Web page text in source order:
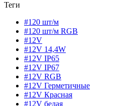
Теги
#120 шт/м
#120 шт/м RGB
#12V
#12V 14,4W
#12V IP65
#12V IP67
#12V RGB
#12V Герметичные
#12V Красная
#12V белая